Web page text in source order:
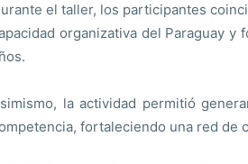
el taller, los participantes
organizativa del Paraguay
la actividad permitió
fortaleciendo una red de